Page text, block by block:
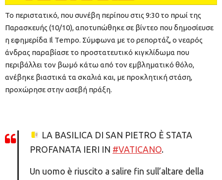
Το περιστατικό, που συνέβη περίπου στις 9:30 το πρωί της
Παρασκευής (10/10), αποτυπώθηκε σε βίντεο που δημοσίευσε
η εφημερίδα Il Tempo. Σύμφωνα με το ρεπορτάζ, ο νεαρός
άνδρας παραβίασε το προστατευτικό κιγκλίδωμα που
περιβάλλει τον βωμό κάτω από τον εμβληματικό θόλο,
ανέβηκε βιαστικά τα σκαλιά και, με προκλητική στάση,
προχώρησε στην ασεβή πράξη.
LA BASILICA DI SAN PIETRO È STATA
PROFANATA IERI IN #VATICANO.
Un uomo è riuscito a salire fin sull’altare della